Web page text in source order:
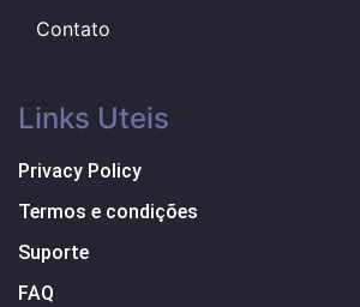
Contato
Links Uteis
Privacy Policy
Termos e condições
Suporte
FAQ